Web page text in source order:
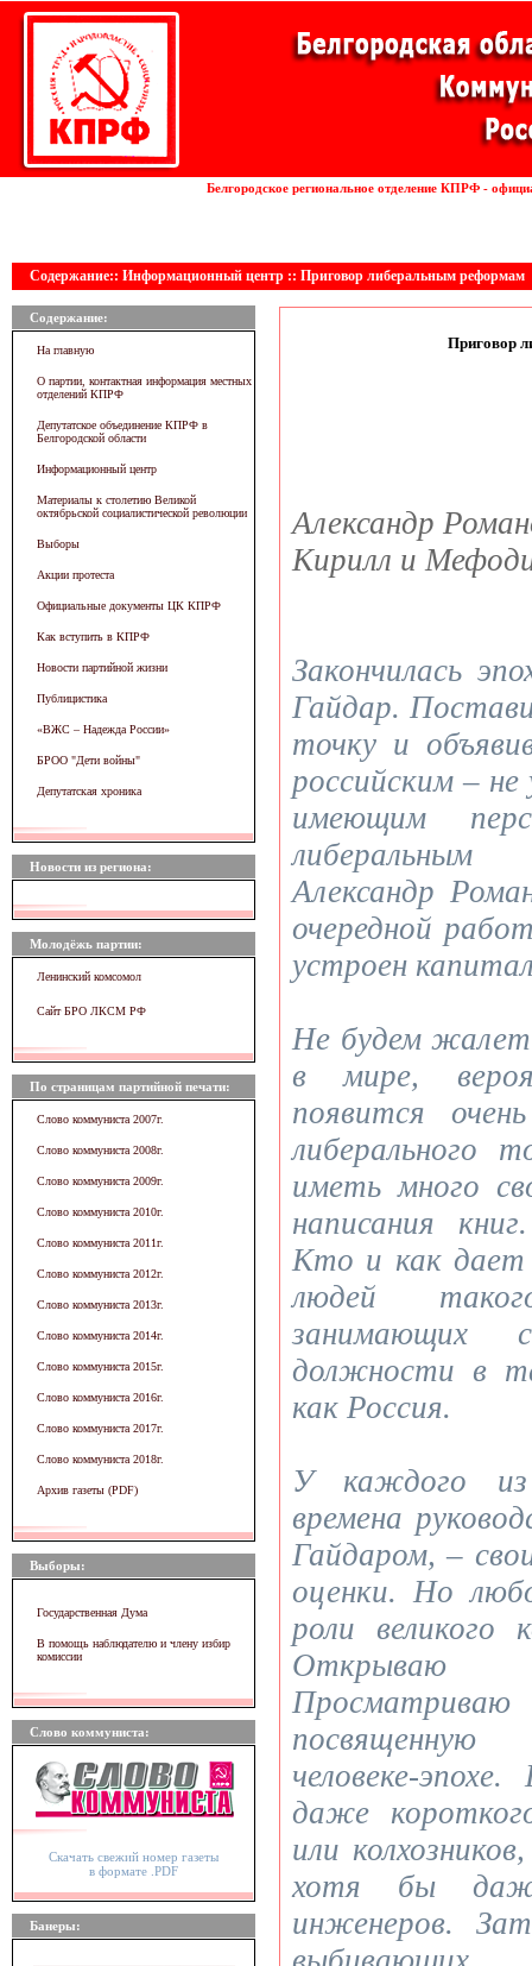
Белгородское региональное отделение КПРФ -
Содержание:: Информационный центр :: Приговор либеральным реформам
Содержание:
На главную
О партии, контактная информация местных
отделений КПРФ
Депутатское объединение КПРФ в
Белгородской области
Информационный центр
Материалы к столетию Великой
октябрьской социалистической революции
Выборы
Акции протеста
Официальные документы ЦК КПРФ
Как вступить в КПРФ
Новости партийной жизни
Публицистика
«ВЖC – Надежда России»
БРОО "Дети войны"
Депутатская хроника
Новости из региона:
Молодёжь партии:
Ленинский комсомол
Сайт БРО ЛКСМ РФ
По страницам партийной печати:
Слово коммуниста 2007г.
Слово коммуниста 2008г.
Слово коммуниста 2009г.
Слово коммуниста 2010г.
Слово коммуниста 2011г.
Слово коммуниста 2012г.
Слово коммуниста 2013г.
Слово коммуниста 2014г.
Слово коммуниста 2015г.
Слово коммуниста 2016г.
Слово коммуниста 2017г.
Слово коммуниста 2018г.
Архив газеты (PDF)
Выборы:
Государственная Дума
В помощь наблюдателю и члену избир
комиссии
Слово коммуниста:
Скачать свежий номер газеты
в формате .PDF
Банеры:
Приговор
Александр
Кирилл и
Закончилась
Гайдар.
точку и
российским –
имеющим
Александр
очередной
устроен
Не будем
в мире,
появится
либерального
иметь много
написания
Кто и как дает
людей
занимающих
должности в
как Россия.
У каждого
времена
Гайдаром, –
оценки. Но
роли
человеке-
даже
или
хотя бы
инженеров.